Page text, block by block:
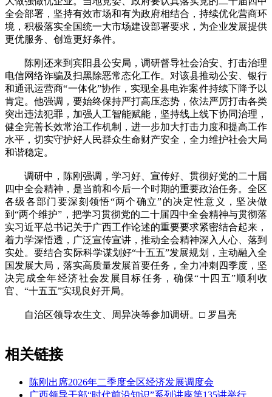
全会部署，坚持有效市场和有为政府相结合，持续优化营商环
境，积极落实全国统一大市场建设部署要求，为企业发展提供
更优服务、创造更好条件。
陈刚还来到宾阳县公安局，调研督导社会治安、打击治理
电信网络诈骗及扫黑除恶常态化工作。对该县推动公安、银行
和通讯运营商“一体化”协作，实现全县电诈案件持续下降予以
肯定。他强调，要始终保持严打高压态势，依法严厉打击各类
突出违法犯罪，加强人工智能赋能，坚持线上线下协同治理，
健全完善长效常治工作机制，进一步加大打击力度和提高工作
水平，切实守护好人民群众生命财产安全，全力维护社会大局
和谐稳定。
调研中，陈刚强调，学习好、宣传好、贯彻好党的二十届
四中全会精神，是当前和今后一个时期的重要政治任务。全区
各级各部门要深刻领悟“两个确立”的决定性意义，坚决做
到“两个维护”，把学习贯彻党的二十届四中全会精神与贯彻落
实习近平总书记关于广西工作论述的重要要求紧密结合起来，
着力学深悟透，广泛宣传宣讲，推动全会精神深入人心、落到
实处。要结合实际科学谋划好“十五五”发展规划，主动融入全
国发展大局，落实高质量发展首要任务，全力冲刺四季度，坚
决完成全年经济社会发展目标任务，确保“十四五”顺利收
官、“十五五”实现良好开局。
自治区领导农生文、周异决等参加调研。□ 罗昌亮
相关链接
陈刚出席2026年二季度全区经济发展调度会
广西领导干部“时代前沿知识”系列讲座第135讲举行